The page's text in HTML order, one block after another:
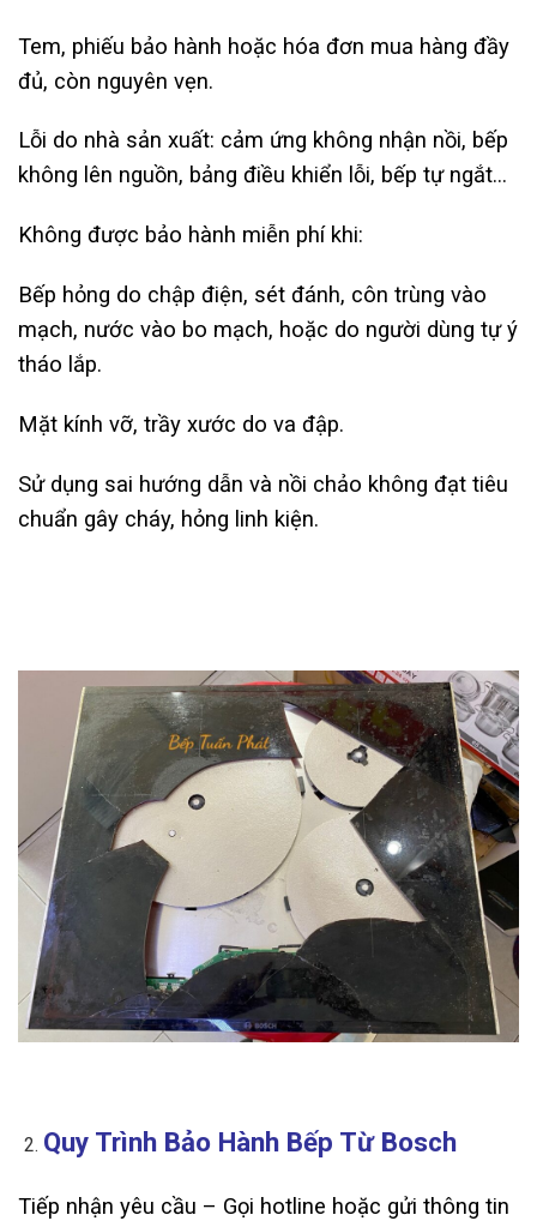
Tem, phiếu bảo hành hoặc hóa đơn mua hàng đầy
đủ, còn nguyên vẹn.
Lỗi do nhà sản xuất: cảm ứng không nhận nồi, bếp
không lên nguồn, bảng điều khiển lỗi, bếp tự ngắt…
Không được bảo hành miễn phí khi:
Bếp hỏng do chập điện, sét đánh, côn trùng vào
mạch, nước vào bo mạch, hoặc do người dùng tự ý
tháo lắp.
Mặt kính vỡ, trầy xước do va đập.
Sử dụng sai hướng dẫn và nồi chảo không đạt tiêu
chuẩn gây cháy, hỏng linh kiện.
Quy Trình Bảo Hành Bếp Từ Bosch
Tiếp nhận yêu cầu – Gọi hotline hoặc gửi thông tin